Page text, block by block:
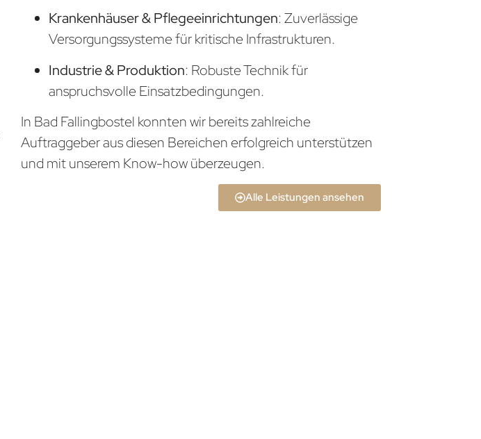
Krankenhäuser & Pflegeeinrichtungen: Zuverlässige
Versorgungssysteme für kritische Infrastrukturen.
Industrie & Produktion: Robuste Technik für
anspruchsvolle Einsatzbedingungen.
In Bad Fallingbostel konnten wir bereits zahlreiche
Auftraggeber aus diesen Bereichen erfolgreich unterstützen
und mit unserem Know-how überzeugen.
Alle Leistungen ansehen